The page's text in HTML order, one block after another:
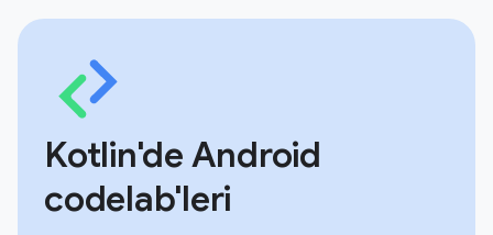
Kotlin'de Android
codelab'leri